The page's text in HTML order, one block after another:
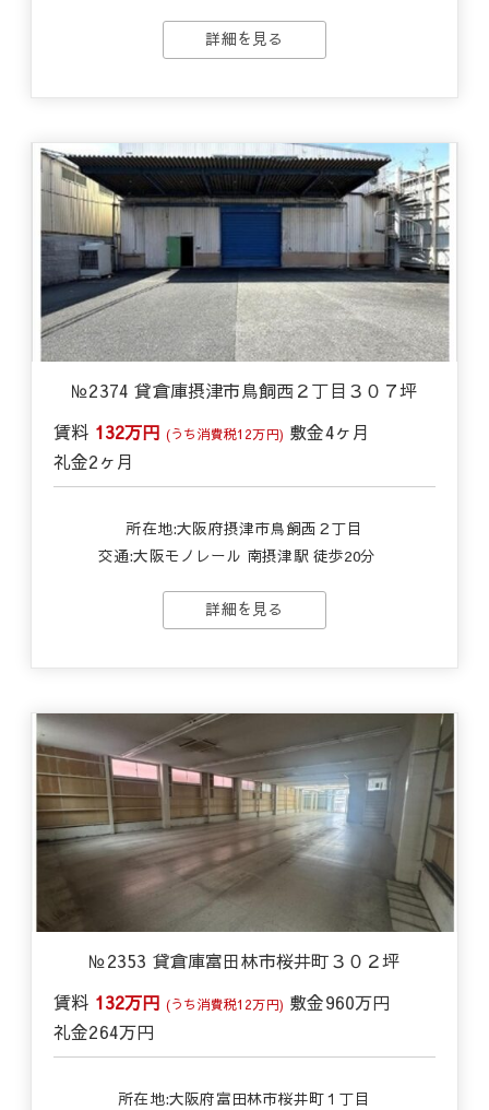
詳細を見る
№2374 貸倉庫摂津市鳥飼西２丁目３０７坪
賃料 132万円 (うち消費税12万円) 敷金4ヶ月
礼金2ヶ月
所在地:大阪府摂津市鳥飼西２丁目
交通:大阪モノレール 南摂津駅 徒歩20分
詳細を見る
№2353 貸倉庫富田林市桜井町３０２坪
賃料 132万円 (うち消費税12万円) 敷金960万円
礼金264万円
所在地:大阪府富田林市桜井町１丁目